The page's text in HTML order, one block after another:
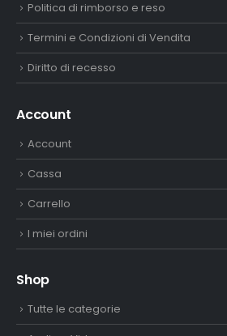
Politica di rimborso e reso
Termini e Condizioni di Vendita
Diritto di recesso
Account
Account
Cassa
Carrello
I miei ordini
Shop
Tutte le categorie